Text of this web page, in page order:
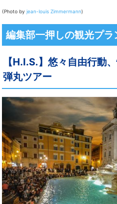
(Photo by jean-louis Zimmermann)
編集部一押しの観光プラ
【H.I.S.】悠々自由行動
弾丸ツアー